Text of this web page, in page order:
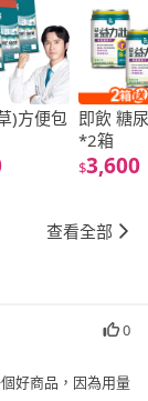
)方便包 即飲 糖
*2箱
$3,600
查看全部
0
好商品，因為用量